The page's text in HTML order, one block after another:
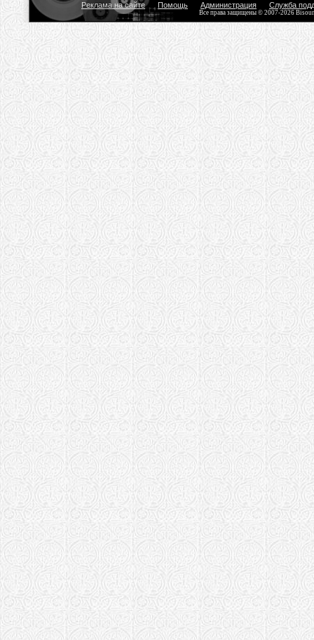
Реклама на сайте Помощь Администрация Служба
Все права защищены © 2007-2026